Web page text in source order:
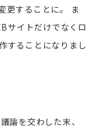
することに。
ま
サイトだけでなくロ
することになりまし
論を交わした末、